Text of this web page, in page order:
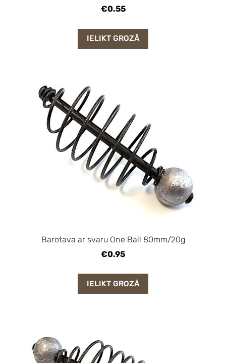
€0.55
IELIKT GROZĀ
Barotava ar svaru One Ball 80mm/20g
€0.95
IELIKT GROZĀ